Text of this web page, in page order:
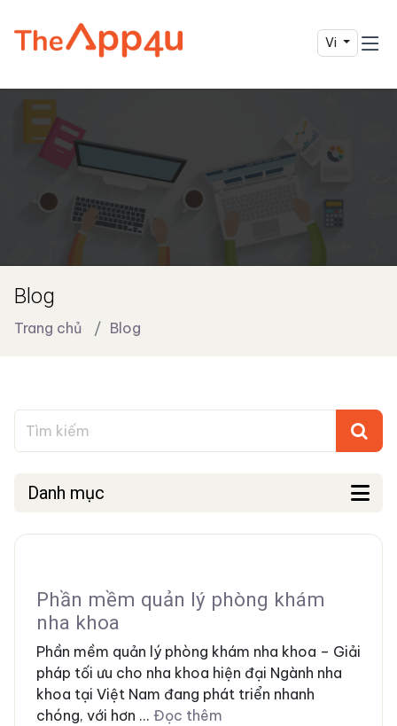
Vi
Blog
Trang chủ Blog
Danh mục
Phần mềm quản lý phòng khám
nha khoa
Phần mềm quản lý phòng khám nha khoa – Giải
pháp tối ưu cho nha khoa hiện đại Ngành nha
khoa tại Việt Nam đang phát triển nhanh
chóng, với hơn ... Đọc thêm